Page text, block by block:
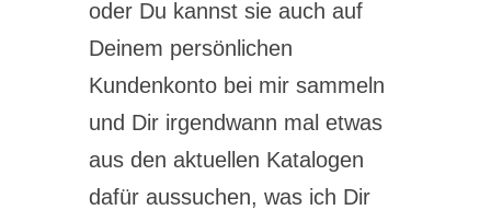
oder Du kannst sie auch auf
Deinem persönlichen
Kundenkonto bei mir sammeln
und Dir irgendwann mal etwas
aus den aktuellen Katalogen
dafür aussuchen, was ich Dir